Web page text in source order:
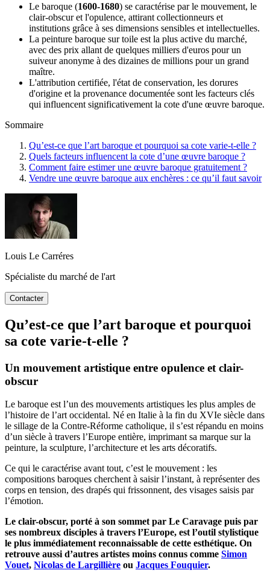
Le baroque (1600-1680) se caractérise par le mouvement, le
clair-obscur et l'opulence, attirant collectionneurs et
institutions grâce à ses dimensions sensibles et intellectuelles.
La peinture baroque sur toile est la plus active du marché,
avec des prix allant de quelques milliers d'euros pour un
suiveur anonyme à des dizaines de millions pour un grand
maître.
L'attribution certifiée, l'état de conservation, les dorures
d'origine et la provenance documentée sont les facteurs clés
qui influencent significativement la cote d'une œuvre baroque.
Sommaire
Qu’est-ce que l’art baroque et pourquoi sa cote varie-t-elle ?
Quels facteurs influencent la cote d’une œuvre baroque ?
Comment faire estimer une œuvre baroque gratuitement ?
Vendre une œuvre baroque aux enchères : ce qu’il faut savoir
Louis Le Carréres
Spécialiste du marché de l'art
Contacter
Qu’est-ce que l’art baroque et pourquoi
sa cote varie-t-elle ?
Un mouvement artistique entre opulence et clair-
obscur
Le baroque est l’un des mouvements artistiques les plus amples de
l’histoire de l’art occidental. Né en Italie à la fin du XVIe siècle dans
le sillage de la Contre-Réforme catholique, il s’est répandu en moins
d’un siècle à travers l’Europe entière, imprimant sa marque sur la
peinture, la sculpture, l’architecture et les arts décoratifs.
Ce qui le caractérise avant tout, c’est le mouvement : les
compositions baroques cherchent à saisir l’instant, à représenter des
corps en tension, des drapés qui frissonnent, des visages saisis par
l’émotion.
Le clair-obscur, porté à son sommet par Le Caravage puis par
ses nombreux disciples à travers l’Europe, est l’outil stylistique
le plus immédiatement reconnaissable de cette esthétique. On
retrouve aussi d’autres artistes moins connus comme Simon
Vouet, Nicolas de Largillière ou Jacques Fouquier.